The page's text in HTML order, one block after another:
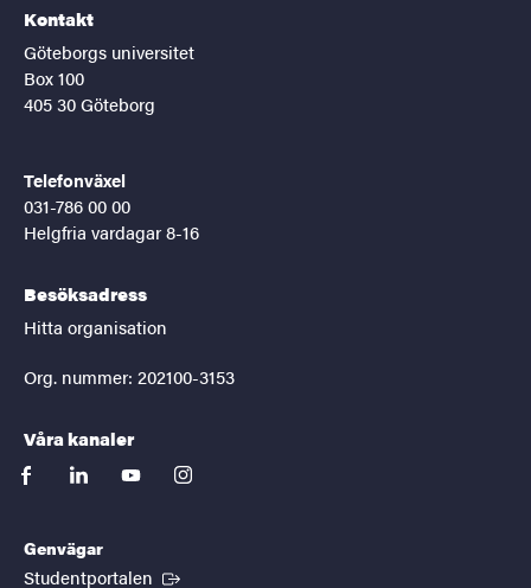
Kontakt
Göteborgs universitet
Box 100
405 30 Göteborg
Telefonväxel
031-786 00 00
Helgfria vardagar 8-16
Besöksadress
Hitta organisation
Org. nummer: 202100-3153
Våra kanaler
facebooklinkedinyoutubeinstagram
Genvägar
Studentportalen (Extern länk)